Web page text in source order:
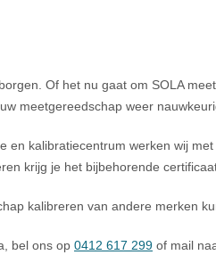
Of het nu gaat om SOLA
meetgereedschap weer
en kalibratiecentrum werken wij
krijg je het bijbehorende
kalibreren van andere merken
bel ons op 0412 617 299 of mail